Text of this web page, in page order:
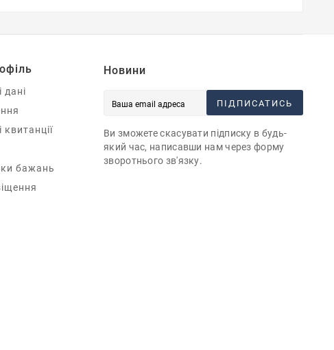
дані
квитанції
бажань
Новини
ПІДПИСАТИСЬ
Ви зможете скасувати підписку в будь-
який час, написавши нам через форму
зворотнього зв'язку.